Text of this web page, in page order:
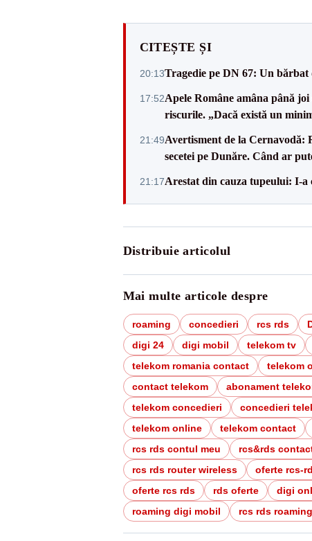
CITEȘTE ȘI
20:13Tragedie pe DN 67: Un
17:52Apele Române amâna până
riscurile. „Dacă există un
21:49Avertisment de la Cernavodă:
secetei pe Dunăre. Când ar
21:17Arestat din cauza tupeului: I-a
Distribuie articolul
Mai multe articole despre
roaming concedieri rcs rds
digi 24
digi mobil telekom tv
telekom romania contact
telekom
contact telekom
abonament
telekom concedieri
concedieri
telekom online
telekom contact
rcs rds contul meu
rcs&rds
rcs rds router wireless
oferte rcs-
oferte rcs rds
rds oferte digi
roaming digi mobil
rcs rds roaming